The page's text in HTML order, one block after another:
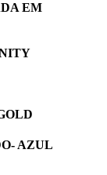
EM
AZUL